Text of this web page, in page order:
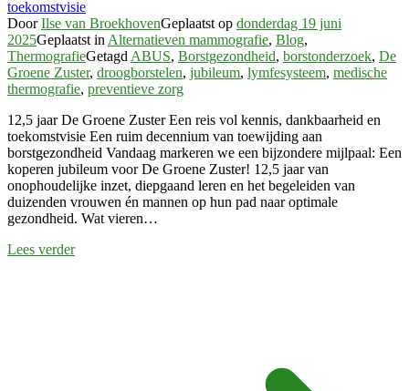
DoorIlse van BroekhovenGeplaatst op donderdag 19 juni
2025Geplaatst in Alternatieven mammografie, Blog,
ThermografieGetagd ABUS, Borstgezondheid, borstonderzoek, De
Groene Zuster, droogborstelen, jubileum, lymfesysteem, medische
thermografie, preventieve zorg
12,5 jaar De Groene Zuster Een reis vol kennis, dankbaarheid en
toekomstvisie Een ruim decennium van toewijding aan
borstgezondheid Vandaag markeren we een bijzondere mijlpaal: Een
koperen jubileum voor De Groene Zuster! 12,5 jaar van
onophoudelijke inzet, diepgaand leren en het begeleiden van
duizenden vrouwen én mannen op hun pad naar optimale
gezondheid. Wat vieren…
Lees verder